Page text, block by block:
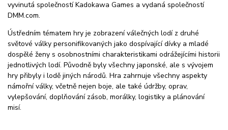
vyvinutá společností Kadokawa Games a vydaná společností
DMM.com.
Ústředním tématem hry je zobrazení válečných lodí z druhé
světové války personifikovaných jako dospívající dívky a mladé
dospělé ženy s osobnostními charakteristikami odrážejícími historii
jednotlivých lodí. Původně byly všechny japonské, ale s vývojem
hry přibyly i lodě jiných národů. Hra zahrnuje všechny aspekty
námořní války, včetně nejen boje, ale také údržby, oprav,
vylepšování, doplňování zásob, morálky, logistiky a plánování
misí.